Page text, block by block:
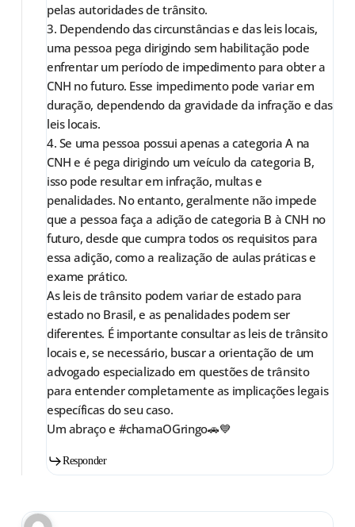
pelas autoridades de trânsito.
3. Dependendo das circunstâncias e das leis locais,
uma pessoa pega dirigindo sem habilitação pode
enfrentar um período de impedimento para obter a
CNH no futuro. Esse impedimento pode variar em
duração, dependendo da gravidade da infração e das
leis locais.
4. Se uma pessoa possui apenas a categoria A na
CNH e é pega dirigindo um veículo da categoria B,
isso pode resultar em infração, multas e
penalidades. No entanto, geralmente não impede
que a pessoa faça a adição de categoria B à CNH no
futuro, desde que cumpra todos os requisitos para
essa adição, como a realização de aulas práticas e
exame prático.
As leis de trânsito podem variar de estado para
estado no Brasil, e as penalidades podem ser
diferentes. É importante consultar as leis de trânsito
locais e, se necessário, buscar a orientação de um
advogado especializado em questões de trânsito
para entender completamente as implicações legais
específicas do seu caso.
Um abraço e #chamaOGringo🚗💙
Responder